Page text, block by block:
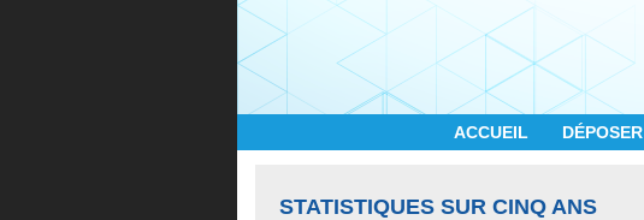
ACCUEIL DÉPOSER
STATISTIQUES SUR CINQ ANS